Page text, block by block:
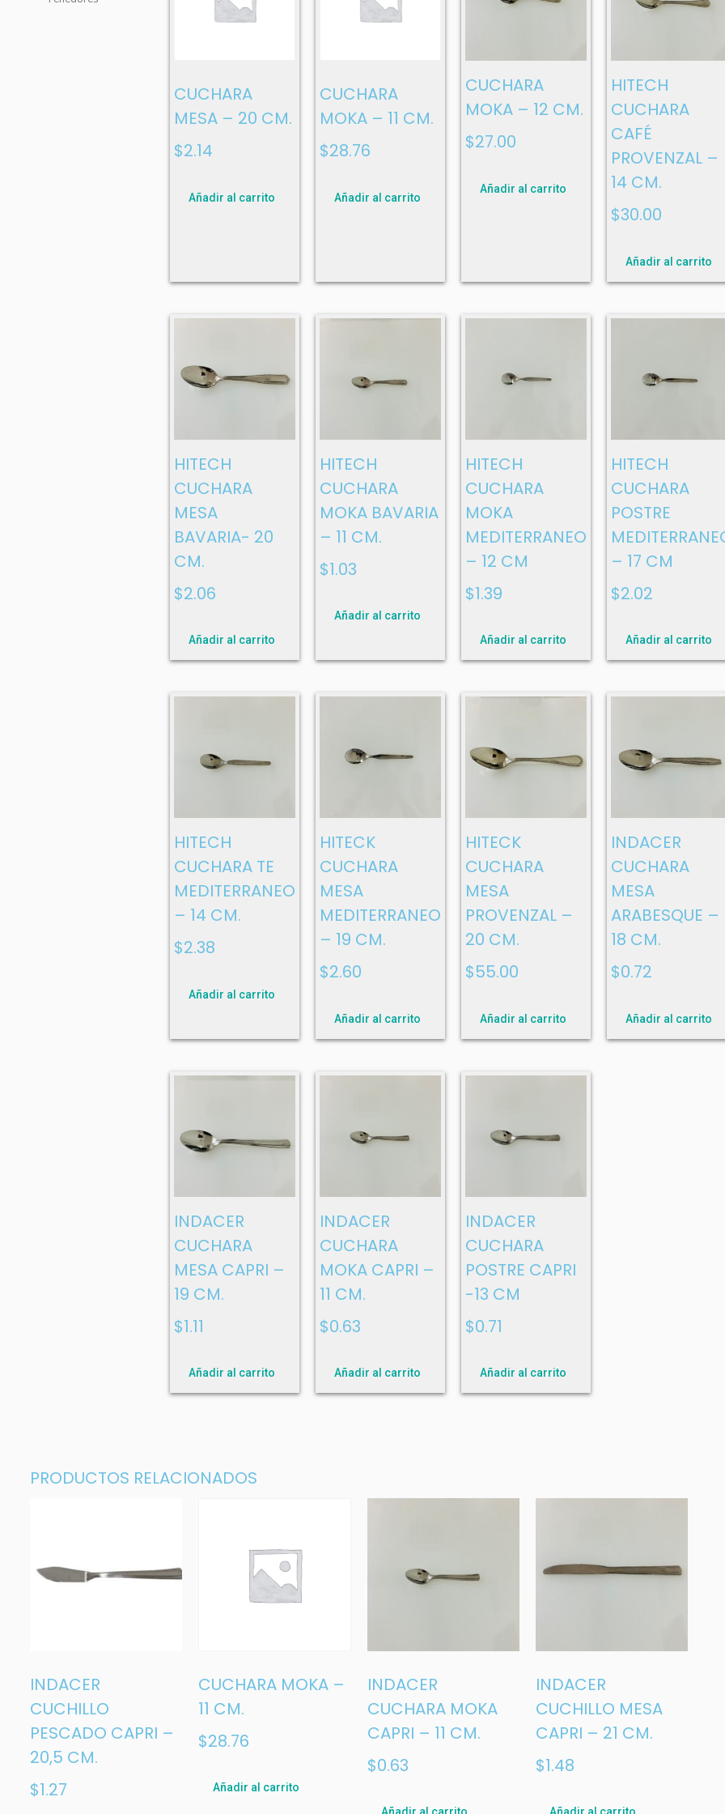
CUCHARA
MESA – 20 CM.
$2.14
Añadir al carrito
CUCHARA
MOKA – 11 CM.
$28.76
Añadir al carrito
CUCHARA
MOKA – 12 CM.
$27.00
Añadir al carrito
HITECH
CUCHARA
CAFÉ
PROVENZAL –
14 CM.
$30.00
Añadir al carrito
HITECH
CUCHARA
MESA
BAVARIA- 20
CM.
$2.06
Añadir al carrito
HITECH
CUCHARA
MOKA BAVARIA
– 11 CM.
$1.03
Añadir al carrito
HITECH
CUCHARA
MOKA
MEDITERRANEO
– 12 CM
$1.39
Añadir al carrito
HITECH
CUCHARA
POSTRE
– 17 CM
$2.02
Añadir al carrito
HITECH
CUCHARA TE
MEDITERRANEO
– 14 CM.
$2.38
Añadir al carrito
HITECK
CUCHARA
MESA
MEDITERRANEO
– 19 CM.
$2.60
Añadir al carrito
HITECK
CUCHARA
MESA
PROVENZAL –
20 CM.
$55.00
Añadir al carrito
INDACER
CUCHARA
MESA
ARABESQUE –
18 CM.
$0.72
Añadir al carrito
INDACER
CUCHARA
MESA CAPRI –
19 CM.
$1.11
Añadir al carrito
INDACER
CUCHARA
MOKA CAPRI –
11 CM.
$0.63
Añadir al carrito
INDACER
CUCHARA
POSTRE CAPRI
-13 CM
$0.71
Añadir al carrito
PRODUCTOS RELACIONADOS
INDACER
CUCHILLO
PESCADO CAPRI –
20,5 CM.
$1.27
CUCHARA MOKA –
11 CM.
$28.76
Añadir al carrito
INDACER
CUCHARA MOKA
CAPRI – 11 CM.
$0.63
INDACER
CUCHILLO MESA
CAPRI – 21 CM.
$1.48